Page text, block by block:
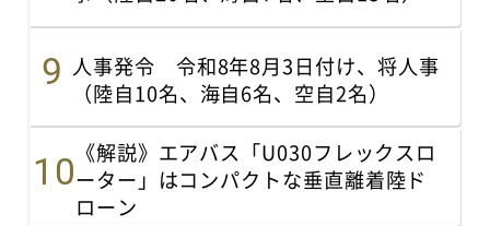
人事発令 令和8年8月3日付け、将人事
（陸自10名、海自6名、空自2名）
《解説》エアバス「U030フレックスロ
ーター」はコンパクトな垂直離着陸ド
ローン